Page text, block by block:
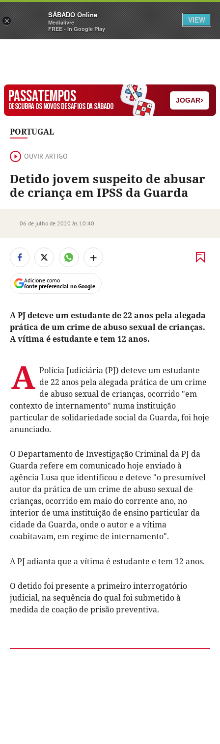
Sábado Assine Iniciar Sessão
PASSATEMPOS
DESCUBRA OS NOVOS DESAFIOS DA SÁBADO
JOGAR›
PORTUGAL
OUVIR ARTIGO
Detido jovem suspeito de abusar
de criança em IPSS da Guarda
06 de julho de 2020 às 10:40
+
Adicione como
fonte preferencial no Google
A PJ deteve um estudante de 22 anos pela alegada
prática de um crime de abuso sexual de crianças.
A vítima é estudante e tem 12 anos.
A Polícia Judiciária (PJ) deteve um estudante
de 22 anos pela alegada prática de um crime
de abuso sexual de crianças, ocorrido "em
contexto de internamento" numa instituição
particular de solidariedade social da Guarda, foi hoje
anunciado.
O Departamento de Investigação Criminal da PJ da
Guarda refere em comunicado hoje enviado à
agência Lusa que identificou e deteve "o presumível
autor da prática de um crime de abuso sexual de
crianças, ocorrido em maio do corrente ano, no
interior de uma instituição de ensino particular da
cidade da Guarda, onde o autor e a vítima
coabitavam, em regime de internamento".
A PJ adianta que a vítima é estudante e tem 12 anos.
O detido foi presente a primeiro interrogatório
judicial, na sequência do qual foi submetido à
medida de coação de prisão preventiva.
×
SÁBADO Online
Medialivre
FREE - In Google Play
VIEW